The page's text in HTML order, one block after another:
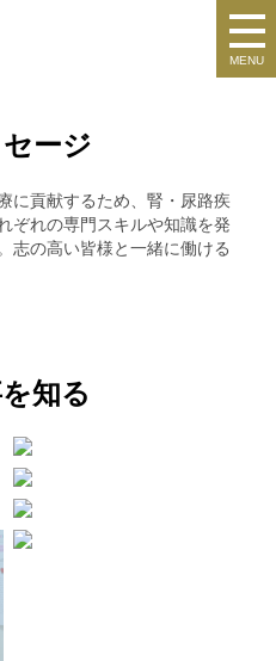
MENU
に貢献するため、腎・尿路疾
ぞれの専門スキルや知識を発
志の高い皆様と一緒に働ける